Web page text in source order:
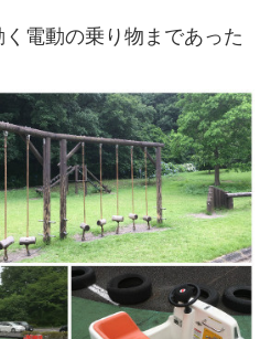
電動の乗り物まであった